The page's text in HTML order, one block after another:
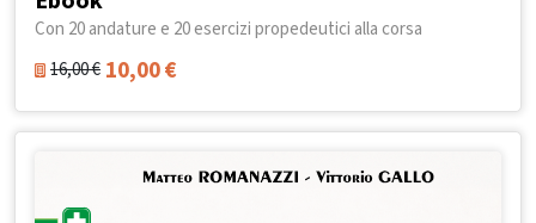
Con 20 andature e 20 esercizi propedeutici alla corsa
16,00€ 10,00€